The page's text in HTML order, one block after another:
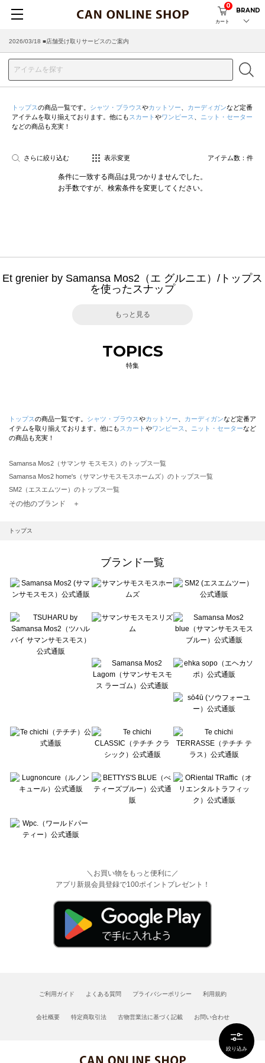
カート
0
BRAND
2026/03/18 ■店舗受け取りサービスのご案内
絞り込み
トップスの商品一覧です。 シャツ・ブラウスやカットソー カーディガンなど定番
アイテムを取り揃えております。他にも スカート やワンピース
ニット・セーター
などの商品も充実！
さらに絞り込む 表示変更 アイテム数： 件
条件に一致する商品は見つかりませんでした。
お手数ですが、検索条件を変更してください。
Et grenier by Samansa Mos2（エ グルニエ）/トップス
を使ったスナップ
もっと見る
TOPICS
特集
トップスの商品一覧です。 シャツ・ブラウスやカットソー カーディガンなど定番ア
イテムを取り揃えております。他にも スカート やワンピース ニット・セーターなど
の商品も充実！
Samansa Mos2（サマンサ モスモス）のトップス一覧
Samansa Mos2 home's（サマンサモスモスホームズ）のトップス一覧
SM2（エスエムツー）のトップス一覧
TSUHARU by Samansa Mos2（ツハルバイサマンサモスモス）のトップス一覧
Samansa Mos2 blue（サマンサモスモス ブルー）のトップス一覧
sō4ū（ソウフォーユー）のトップス一覧
Te chichi（テチチ）のトップス一覧
Te chichi CLASSIC（テチチ クラシック）のトップス一覧
Lugnoncure（ルノンキュール）のトップス一覧
BETTY'S BLUE（べティーズブルー）のトップス一覧
Wpc.（ワールドパーティー）のトップス一覧
その他のブランド ＋
トップス
ブランド一覧
＼お買い物をもっと便利に／
アプリ新規会員登録で100ポイントプレゼント！
ご利用ガイド よくある質問 プライバシーポリシー 利用規約
会社概要 特定商取引法 古物営業法に基づく記載 お問い合わせ